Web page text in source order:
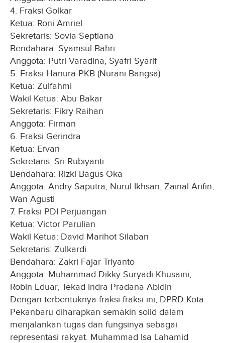
4. Fraksi Golkar
Ketua: Roni Amriel
Sekretaris: Sovia Septiana
Bendahara: Syamsul Bahri
Anggota: Putri Varadina, Syafri Syarif
5. Fraksi Hanura-PKB (Nurani Bangsa)
Ketua: Zulfahmi
Wakil Ketua: Abu Bakar
Sekretaris: Fikry Raihan
Anggota: Firman
6. Fraksi Gerindra
Ketua: Ervan
Sekretaris: Sri Rubiyanti
Bendahara: Rizki Bagus Oka
Anggota: Andry Saputra, Nurul Ikhsan, Zainal Arifin,
Wan Agusti
7. Fraksi PDI Perjuangan
Ketua: Victor Parulian
Wakil Ketua: David Marihot Silaban
Sekretaris: Zulkardi
Bendahara: Zakri Fajar Triyanto
Anggota: Muhammad Dikky Suryadi Khusaini,
Robin Eduar, Tekad Indra Pradana Abidin
Dengan terbentuknya fraksi-fraksi ini, DPRD Kota
Pekanbaru diharapkan semakin solid dalam
menjalankan tugas dan fungsinya sebagai
representasi rakyat. Muhammad Isa Lahamid